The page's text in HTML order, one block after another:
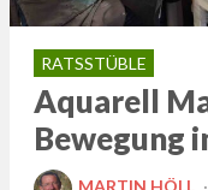
RATSSTÜBLE
Aquarell
Bewegung